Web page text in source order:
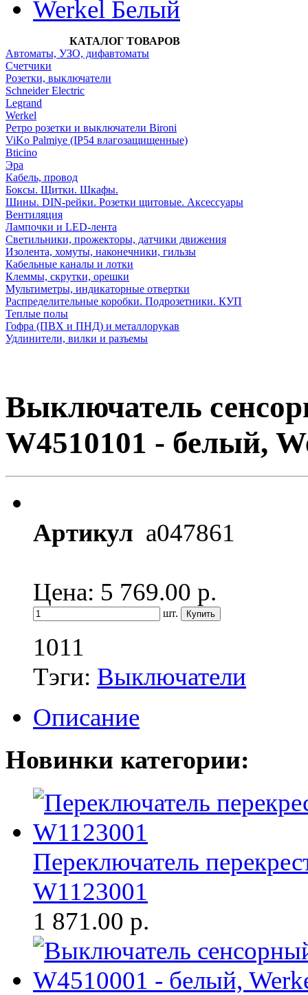
Werkel Белый
КАТАЛОГ ТОВАРОВ
Автоматы, УЗО, дифавтоматы
Счетчики
Розетки, выключатели
Schneider Electric
Legrand
Werkel
Ретро розетки и выключатели Bironi
ViKo Palmiye (IP54 влагозащищенные)
Bticino
Эра
Кабель, провод
Боксы. Щитки. Шкафы.
Шины. DIN-рейки. Розетки щитовые. Аксессуары
Вентиляция
Лампочки и LED-лента
Светильники, прожекторы, датчики движения
Изолента, хомуты, наконечники, гильзы
Кабельные каналы и лотки
Клеммы, скрутки, орешки
Мультиметры, индикаторные отвертки
Распределительные коробки. Подрозетники. КУП
Теплые полы
Гофра (ПВХ и ПНД) и металлорукав
Удлинители, вилки и разъемы
Выключатель
W4510101 - белый,
Артикул a047861
Цена: 5 769.00 р.
шт.
1011
Тэги: Выключатели
Описание
Новинки категории:
Переключатель
W1123001
1 871.00 р.